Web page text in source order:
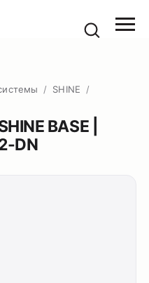
/ SHINE
/
BASE |
DN